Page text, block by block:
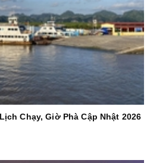
Chạy, Giờ Phà Cập Nhật 2026